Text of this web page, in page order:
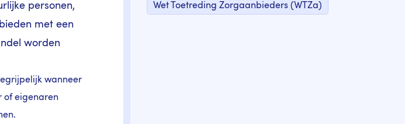
personen,
met een
worden
wanneer
of eigenaren
Wet Toetreding Zorgaanbieders (WTZa)